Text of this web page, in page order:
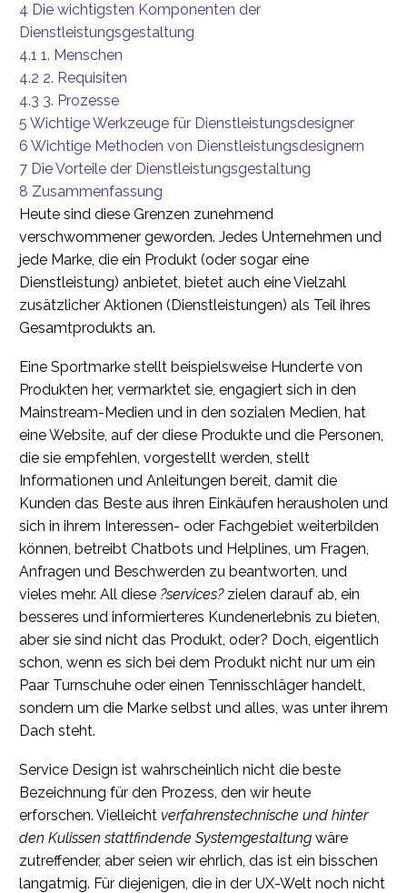
4 Die wichtigsten Komponenten der
Dienstleistungsgestaltung
4.1 1. Menschen
4.2 2. Requisiten
4.3 3. Prozesse
5 Wichtige Werkzeuge für Dienstleistungsdesigner
6 Wichtige Methoden von Dienstleistungsdesignern
7 Die Vorteile der Dienstleistungsgestaltung
8 Zusammenfassung
Heute sind diese Grenzen zunehmend
verschwommener geworden. Jedes Unternehmen und
jede Marke, die ein Produkt (oder sogar eine
Dienstleistung) anbietet, bietet auch eine Vielzahl
zusätzlicher Aktionen (Dienstleistungen) als Teil ihres
Gesamtprodukts an.
Eine Sportmarke stellt beispielsweise Hunderte von
Produkten her, vermarktet sie, engagiert sich in den
Mainstream-Medien und in den sozialen Medien, hat
eine Website, auf der diese Produkte und die Personen,
die sie empfehlen, vorgestellt werden, stellt
Informationen und Anleitungen bereit, damit die
Kunden das Beste aus ihren Einkäufen herausholen und
sich in ihrem Interessen- oder Fachgebiet weiterbilden
können, betreibt Chatbots und Helplines, um Fragen,
Anfragen und Beschwerden zu beantworten, und
vieles mehr. All diese ?services? zielen darauf ab, ein
besseres und informierteres Kundenerlebnis zu bieten,
aber sie sind nicht das Produkt, oder? Doch, eigentlich
schon, wenn es sich bei dem Produkt nicht nur um ein
Paar Turnschuhe oder einen Tennisschläger handelt,
sondern um die Marke selbst und alles, was unter ihrem
Dach steht.
Service Design ist wahrscheinlich nicht die beste
Bezeichnung für den Prozess, den wir heute
erforschen. Vielleicht verfahrenstechnische und hinter
den Kulissen stattfindende Systemgestaltung wäre
zutreffender, aber seien wir ehrlich, das ist ein bisschen
langatmig. Für diejenigen, die in der UX-Welt noch nicht